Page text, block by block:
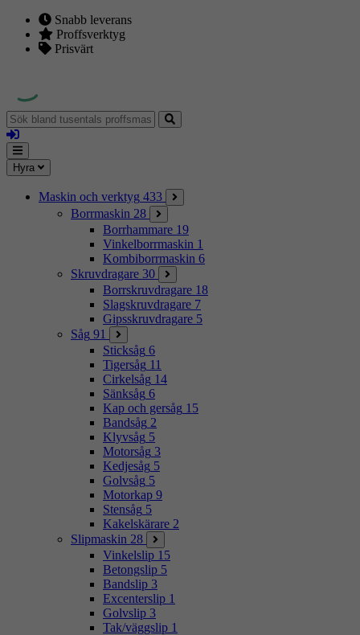
Snabb leverans
Proffsverktyg
Prisvärt
Sök
bland
tusentals
proffsmaskiner
Logga
in
Mina
sidor
Meny
Hyra
Maskin och verktyg 433
Borrmaskin 28
Borrhammare 19
Vinkelborrmaskin 1
Kombiborrmaskin 6
Skruvdragare 30
Borrskruvdragare 18
Slagskruvdragare 7
Gipsskruvdragare 5
Såg 91
Sticksåg 6
Tigersåg 11
Cirkelsåg 14
Sänksåg 6
Kap och gersåg 15
Bandsåg 2
Klyvsåg 5
Motorsåg 3
Kedjesåg 5
Golvsåg 5
Motorkap 9
Stensåg 5
Kakelskärare 2
Slipmaskin 28
Vinkelslip 15
Betongslip 5
Bandslip 3
Excenterslip 1
Golvslip 3
Tak/väggslip 1